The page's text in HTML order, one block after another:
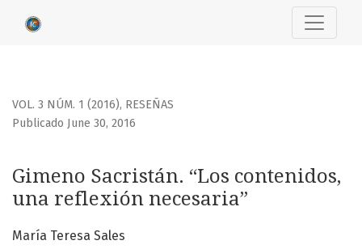
Gimeno Sacristán. “Los contenidos, una reflexión
VOL. 3 NÚM. 1 (2016), RESEÑAS
Gimeno Sacristán. “Los contenidos,
una reflexión necesaria”
Publicado June 30, 2016
María Teresa Sales